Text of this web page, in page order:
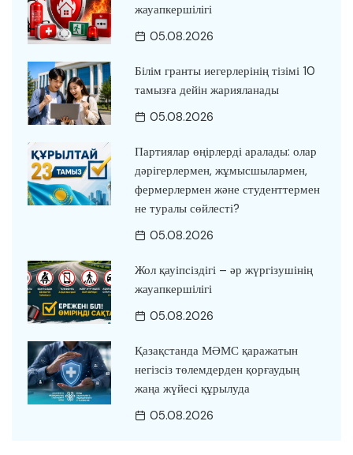
жауапкершілігі
05.08.2026
Білім гранты иегерлерінің тізімі 10
тамызға дейін жарияланады
05.08.2026
Партиялар өңірлерді аралады: олар
дәрігерлермен, жұмысшылармен,
фермерлермен және студенттермен
не туралы сөйлесті?
05.08.2026
Жол қауіпсіздігі – әр жүргізушінің
жауапкершілігі
05.08.2026
Қазақстанда МӘМС қаражатын
негізсіз төлемдерден қорғаудың
жаңа жүйесі құрылуда
05.08.2026